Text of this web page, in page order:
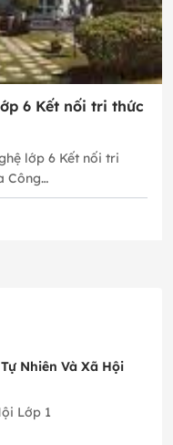
6 Kết nối tri thức
lớp 6 Kết nối tri
Công…
Nhiên Và Xã Hội
Lớp 1